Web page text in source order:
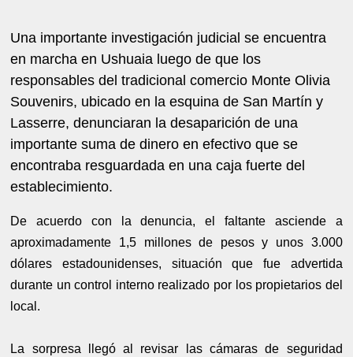
Una importante investigación judicial se encuentra
en marcha en Ushuaia luego de que los
responsables del tradicional comercio Monte Olivia
Souvenirs, ubicado en la esquina de San Martín y
Lasserre, denunciaran la desaparición de una
importante suma de dinero en efectivo que se
encontraba resguardada en una caja fuerte del
establecimiento.
De acuerdo con la denuncia, el faltante asciende a
aproximadamente 1,5 millones de pesos y unos 3.000
dólares estadounidenses, situación que fue advertida
durante un control interno realizado por los propietarios del
local.
La sorpresa llegó al revisar las cámaras de seguridad